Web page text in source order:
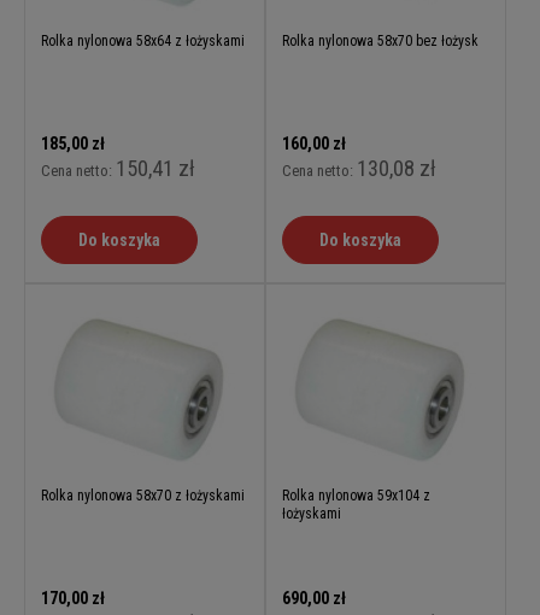
Rolka nylonowa 58x64 z łożyskami
185,00 zł
Cena netto: 150,41 zł
Do koszyka
Rolka nylonowa 58x70 bez łożysk
160,00 zł
Cena netto: 130,08 zł
Do koszyka
Rolka nylonowa 58x70 z łożyskami
170,00 zł
Rolka nylonowa 59x104 z
łożyskami
690,00 zł